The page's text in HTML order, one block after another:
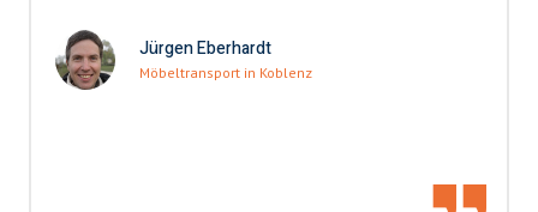
Jürgen Eberhardt
Möbeltransport in Koblenz